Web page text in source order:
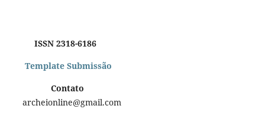
ISSN 2318-6186
Template Submissão
Contato
archeionline@gmail.com